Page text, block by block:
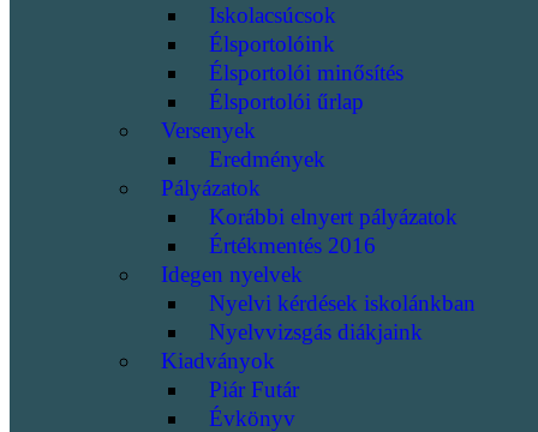
Iskolacsúcsok
Élsportolóink
Élsportolói minősítés
Élsportolói űrlap
Versenyek
Eredmények
Pályázatok
Korábbi elnyert pályázatok
Értékmentés 2016
Idegen nyelvek
Nyelvi kérdések iskolánkban
Nyelvvizsgás diákjaink
Kiadványok
Piár Futár
Évkönyv